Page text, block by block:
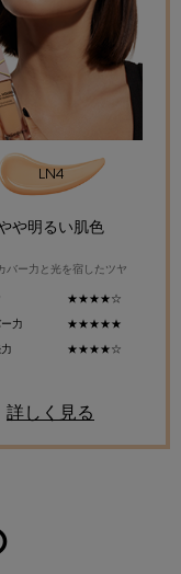
LN4
や明るい肌色
バー力と光を宿したツヤ
★★★★☆
力 ★★★★★
★★★★☆
詳しく見る